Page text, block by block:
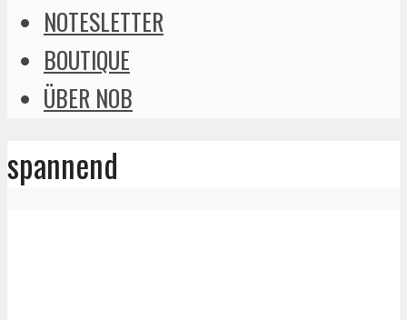
NOTESLETTER
BOUTIQUE
ÜBER NOB
spannend